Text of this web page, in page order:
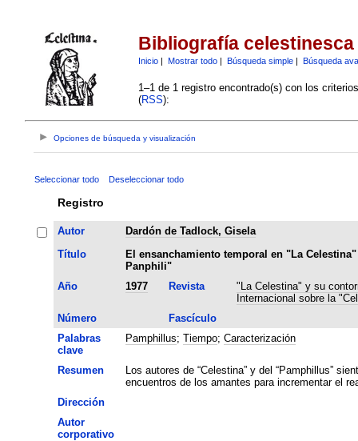
Bibliografía celestinesca
Inicio| Mostrar todo| Búsqueda simple| Búsqueda
1–1 de 1 registro encontrado(s) con los
(RSS):
Opciones de búsqueda y visualización
Seleccionar todo Deseleccionar todo
Registro
Autor
Dardón de Tadlock, Gisela
Título
El ensanchamiento temporal en "La
Panphili"
Año
1977 Revista
"La Celestina" y su
Internacional sobre la
Número
Fascículo
Palabras
clave
Pamphillus; Tiempo; Caracterización
Resumen
Los autores de “Celestina” y del “Pamphillus”
encuentros de los amantes para incrementar el
Dirección
Autor
corporativo